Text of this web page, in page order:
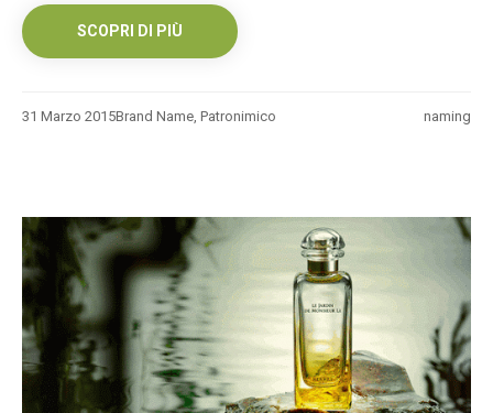
SCOPRI DI PIÙ
31 Marzo 2015 naming
Brand Name, Patronimico